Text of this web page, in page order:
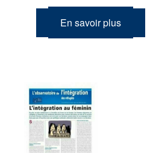
En savoir plus